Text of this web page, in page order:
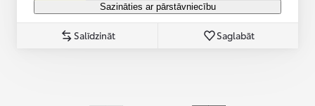
Sazināties ar pārstāvniecību
Salīdzināt Saglabāt